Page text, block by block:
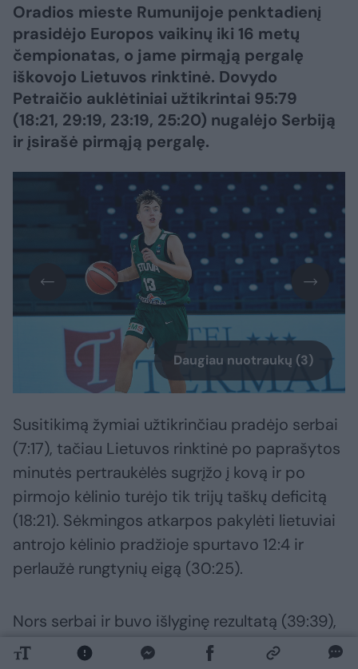
Oradios mieste Rumunijoje penktadienį
prasidėjo Europos vaikinų iki 16 metų
čempionatas, o jame pirmąją pergalę
iškovojo Lietuvos rinktinė. Dovydo
Petraičio auklėtiniai užtikrintai 95:79
(18:21, 29:19, 23:19, 25:20) nugalėjo Serbiją
ir įsirašė pirmąją pergalę.
Daugiau nuotraukų (3)
Susitikimą žymiai užtikrinčiau pradėjo serbai
(7:17), tačiau Lietuvos rinktinė po paprašytos
minutės pertraukėlės sugrįžo į kovą ir po
pirmojo kėlinio turėjo tik trijų taškų deficitą
(18:21). Sėkmingos atkarpos pakylėti lietuviai
antrojo kėlinio pradžioje spurtavo 12:4 ir
perlaužė rungtynių eigą (30:25).
Nors serbai ir buvo išlyginę rezultatą (39:39),
lietuviai netrukus susigrąžino iniciatyvą ir